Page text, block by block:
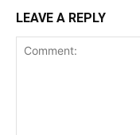
LEAVE A REPLY